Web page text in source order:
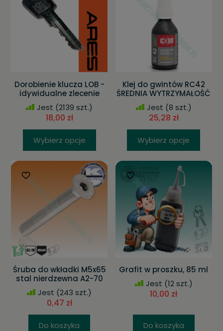
Dorobienie klucza LOB -
idywidualne zlecenie
Jest (2139 szt.)
18,00 zł
Wybierz opcje
Klej do gwintów RC42
ŚREDNIA WYTRZYMAŁOŚĆ
Jest (8 szt.)
25,28 zł
Wybierz opcje
Śruba do wkładki M5x65
stal nierdzewna A2-70
Jest (243 szt.)
0,47 zł
Do koszyka
Grafit w proszku, 85 ml
Jest (12 szt.)
10,00 zł
Do koszyka